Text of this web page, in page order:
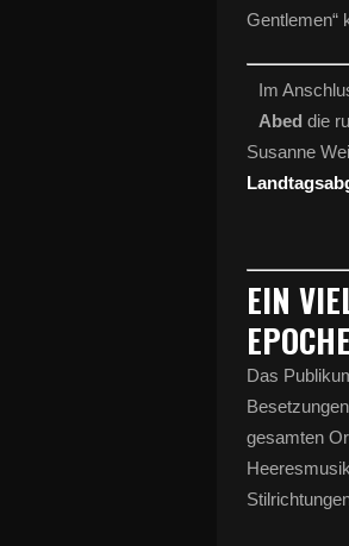
Gentlemen“
Im
Abed die
Susanne
EIN
Das
gesamten